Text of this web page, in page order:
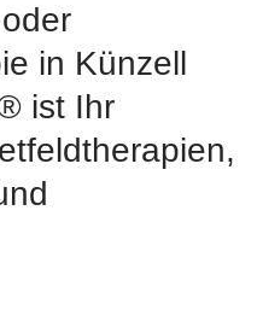
in Künzell
ist Ihr